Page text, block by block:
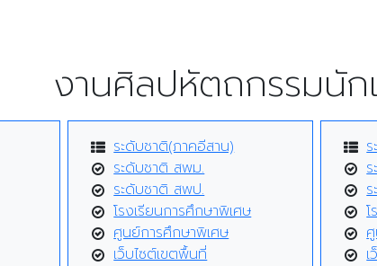
งานศิลปหัตถกรรมนั
ระดับชาติ(ภาคอีสาน)
ระดับชาติ สพม.
ระดับชาติ สพป.
โรงเรียนการศึกษาพิเศษ
ศูนย์การศึกษาพิเศษ
เว็บไซต์เขตพื้นที่